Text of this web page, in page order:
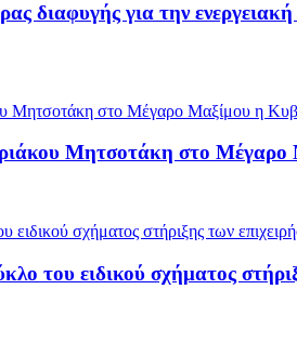
διαφυγής για την
Μητσοτάκη στο Μέγαρο
του ειδικού σχήματος